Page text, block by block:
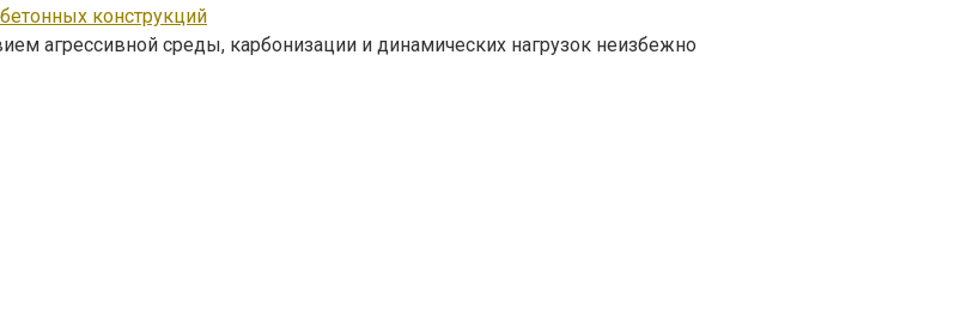
конструкций
агрессивной среды, карбонизации и динамических нагрузок неизбежно